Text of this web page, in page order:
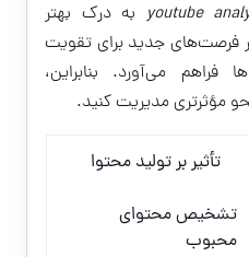
youtube به درک بهتر
فرصت‌های جدید برای تقویت
فراهم می‌آورد. بنابراین،
مؤثرتری مدیریت کنید.
تأثیر بر تولید محتوا
تشخیص محتوای
محبوب